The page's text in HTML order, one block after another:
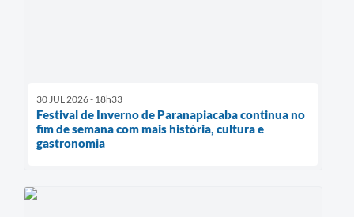
30 JUL 2026 - 18h33
Festival de Inverno de Paranapiacaba continua no
fim de semana com mais história, cultura e
gastronomia